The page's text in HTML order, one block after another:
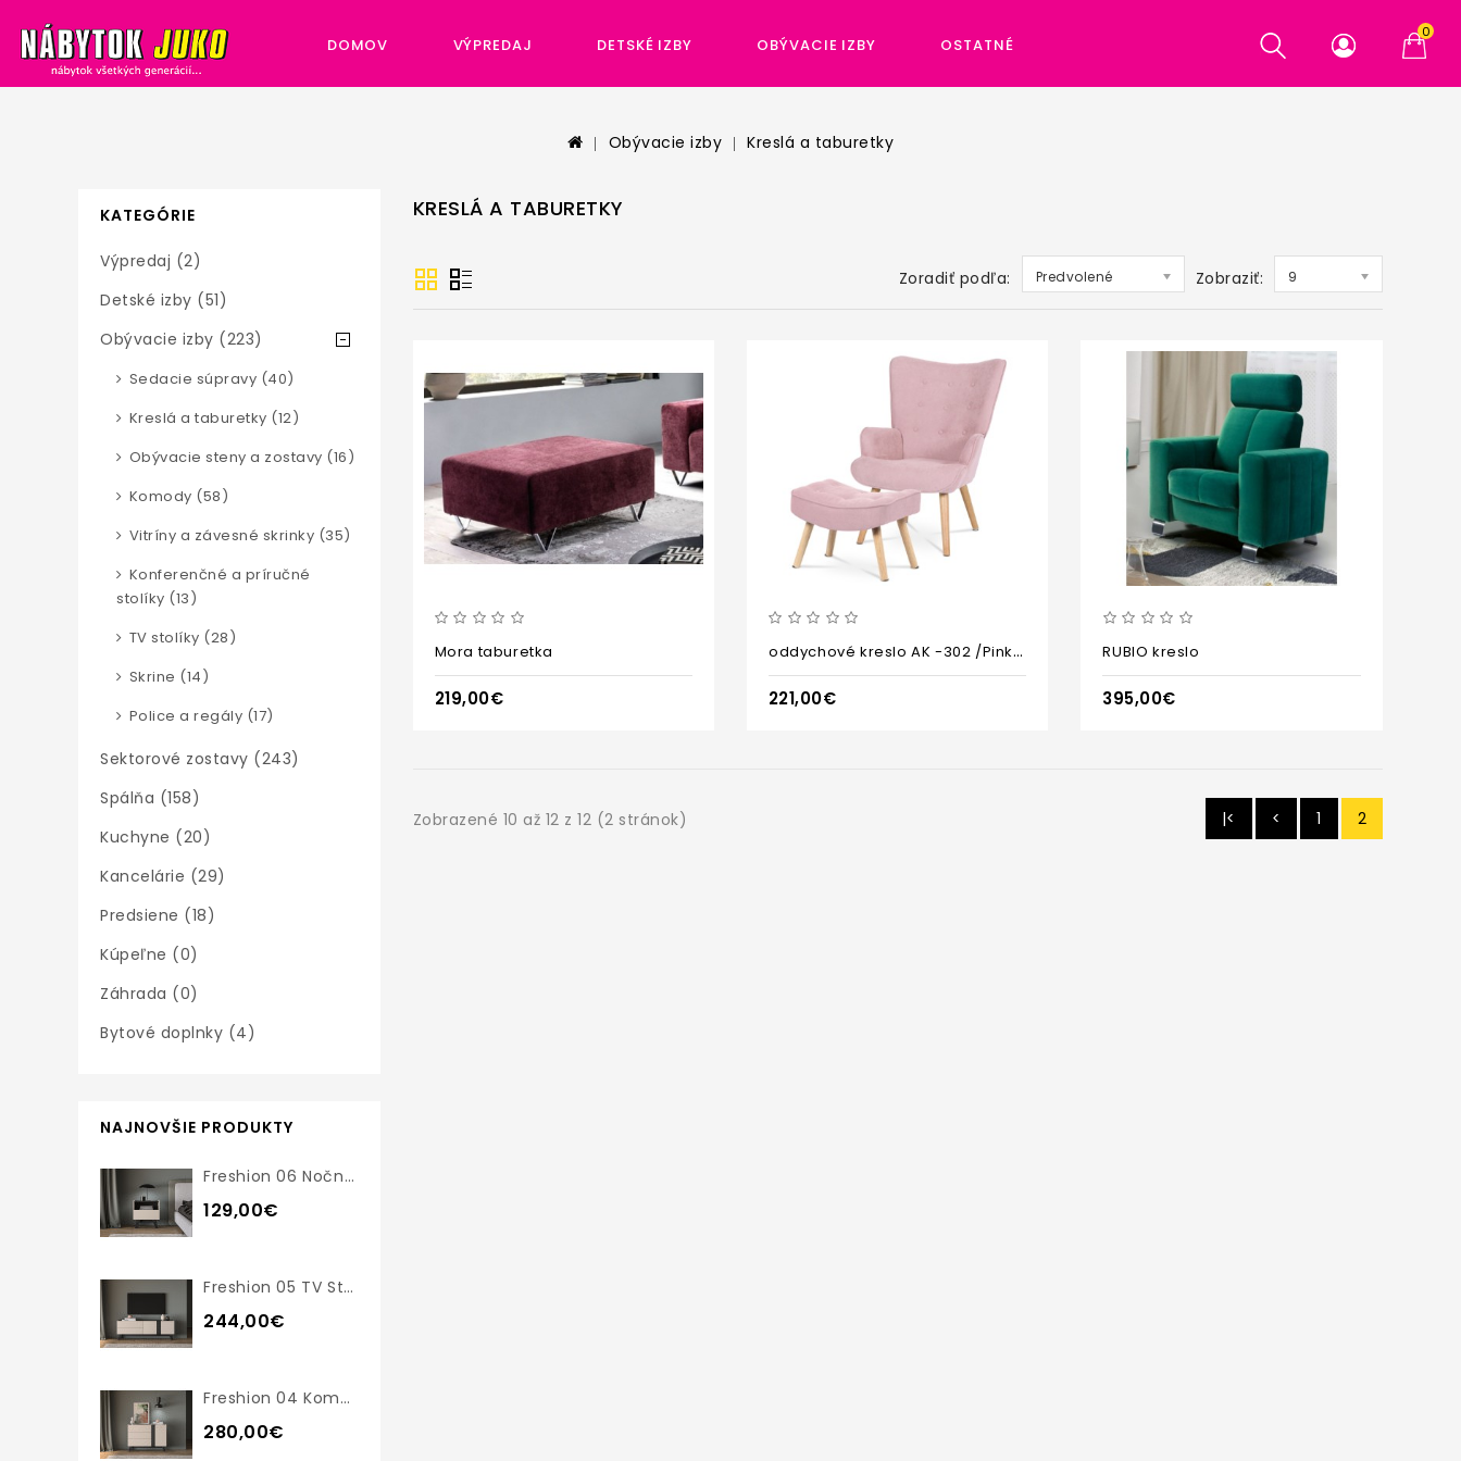
0
DOMOV VÝPREDAJ DETSKÉ IZBY OBÝVACIE IZBY OSTATNÉ
Obývacie izby Kreslá a taburetky
KATEGÓRIE
Výpredaj (2)
Detské izby (51)
Obývacie izby (223)
Sedacie súpravy (40)
Kreslá a taburetky (12)
Obývacie steny a zostavy (16)
Komody (58)
Vitríny a závesné skrinky (35)
Konferenčné a príručné
stolíky (13)
TV stolíky (28)
Skrine (14)
Police a regály (17)
Sektorové zostavy (243)
Spálňa (158)
Kuchyne (20)
Kancelárie (29)
Predsiene (18)
Kúpeľne (0)
Záhrada (0)
Bytové doplnky (4)
NAJNOVŠIE PRODUKTY
Freshion 06 Nočný Stolík
129,00€
Freshion 05 TV Stolík
244,00€
Freshion 04 Komoda
280,00€
KRESLÁ A TABURETKY
Zoradiť podľa: Predvolené Zobraziť: 9
Mora taburetka
219,00€
oddychové kreslo AK -302 /Pink2/BR2/
221,00€
RUBIO kreslo
395,00€
|< < 1 2
Zobrazené 10 až 12 z 12 (2 stránok)